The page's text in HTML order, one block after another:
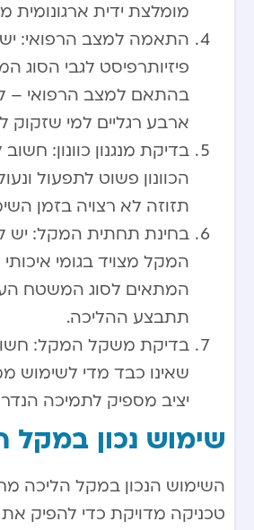
מומלצת ידית ארגונומית
התאמה למצב הרפואי:
פיזיותרפיסט לגבי הסוג
בהתאם למצב הרפואי –
ארבע רגליים למי שזקוק
בדיקת מנגנון כוונון: חשוב
הכוונון פשוט לתפעול
תזוזה לא רצויה בזמן
בחינת תחתית המקל: יש
המקל מצויד בגומי
המתאים לסוג המשטח
תתבצע ההליכה.
בדיקת משקל המקל:
שאינו כבד מדי לשימוש
יציב מספיק לתמיכה
שימוש נכון במקל
השימוש הנכון במקל הליכה
טכניקה מדויקת כדי להפיק